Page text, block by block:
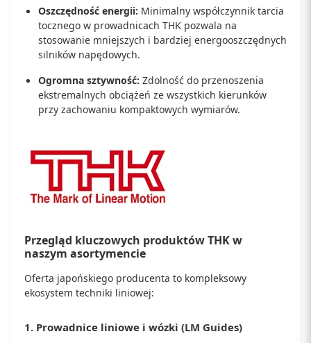
Oszczędność energii: Minimalny współczynnik tarcia
tocznego w prowadnicach THK pozwala na
stosowanie mniejszych i bardziej energooszczędnych
silników napędowych.
Ogromna sztywność: Zdolność do przenoszenia
ekstremalnych obciążeń ze wszystkich kierunków
przy zachowaniu kompaktowych wymiarów.
Przegląd kluczowych produktów THK w
naszym asortymencie
Oferta japońskiego producenta to kompleksowy
ekosystem techniki liniowej:
1. Prowadnice liniowe i wózki (LM Guides)